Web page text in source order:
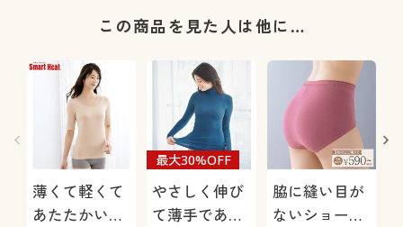
この商品を見た人は他に…
薄くて軽くて
あたたかいイ
やさしく伸び
て薄手であっ
最大30%OFF
脇に縫い目が
ないショーツ